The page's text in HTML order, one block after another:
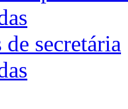
secretária